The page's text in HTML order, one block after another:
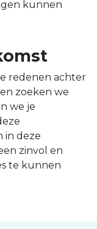
kunnen
redenen achter
zoeken we
we je
in deze
zinvol en
te kunnen